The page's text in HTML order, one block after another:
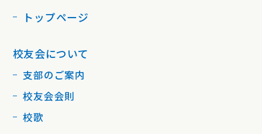
トップページ
校友会について
支部のご案内
校友会会則
校歌